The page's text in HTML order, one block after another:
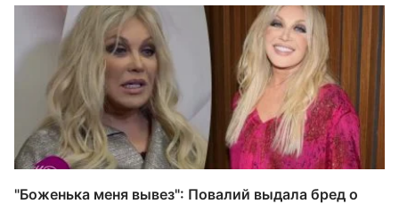
"Боженька меня вывез": Повалий выдала бред о